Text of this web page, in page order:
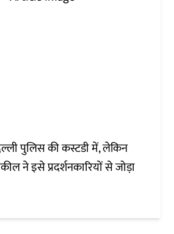
पुलिस की कस्टडी में, लेकिन
ने इसे प्रदर्शनकारियों से जोड़ा